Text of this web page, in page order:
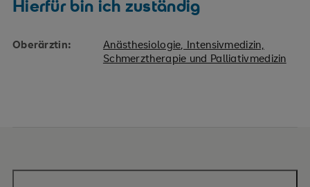
Hierfür bin ich zuständig
Oberärztin:
Anästhesiologie, Intensivmedizin,
Schmerztherapie und Palliativmedizin